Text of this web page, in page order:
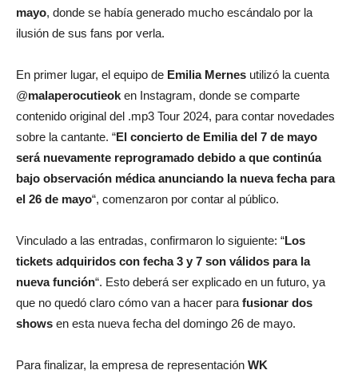
mayo, donde se había generado mucho escándalo por la
ilusión de sus fans por verla.
En primer lugar, el equipo de Emilia Mernes utilizó la cuenta
@malaperocutieok en Instagram, donde se comparte
contenido original del .mp3 Tour 2024, para contar novedades
sobre la cantante. “El concierto de Emilia del 7 de mayo
será nuevamente reprogramado debido a que continúa
bajo observación médica anunciando la nueva fecha para
el 26 de mayo“, comenzaron por contar al público.
Vinculado a las entradas, confirmaron lo siguiente: “Los
tickets adquiridos con fecha 3 y 7 son válidos para la
nueva función“. Esto deberá ser explicado en un futuro, ya
que no quedó claro cómo van a hacer parafusionar dos
shows en esta nueva fecha del domingo 26 de mayo.
Para finalizar, la empresa de representación WK